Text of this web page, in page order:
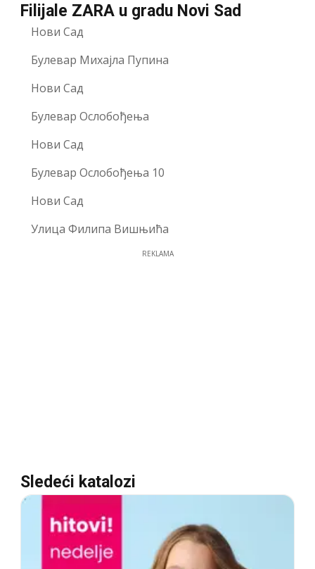
Filijale ZARA u gradu Novi Sad
Нови Сад
Булевар Михајла Пупина
Нови Сад
Булевар Ослобођења
Нови Сад
Булевар Ослобођења 10
Нови Сад
Улица Филипа Вишњића
REKLAMA
Sledeći katalozi